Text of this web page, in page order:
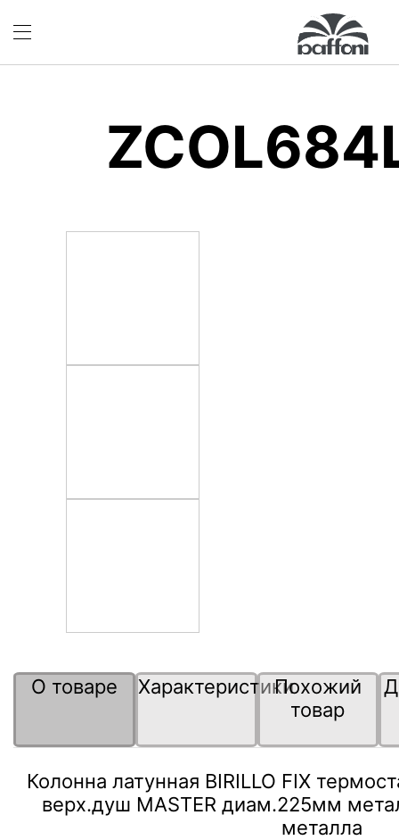
О товаре ХарактеристикиПохожий
товар
Колонна латунная BIRILLO FIX
верх.душ MASTER диам.225мм
металла